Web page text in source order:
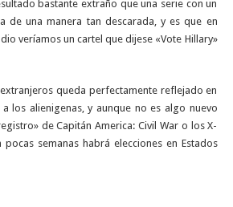
bastante extraño que una serie con un
una manera tan descarada, y es que en
veríamos un cartel que dijese «Vote Hillary»
queda perfectamente reflejado en
los alienigenas, y aunque no es algo nuevo
de Capitán America: Civil War o los X-
semanas habrá elecciones en Estados